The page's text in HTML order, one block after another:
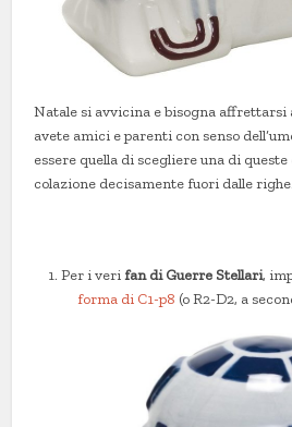
Natale si avvicina e bisogna affrettarsi
avete amici e parenti con senso
essere quella di scegliere una di
colazione decisamente fuori dalle righe.
1. Per i verifan di Guerre Stellari,
forma di C1-p8 (o R2-D2, a